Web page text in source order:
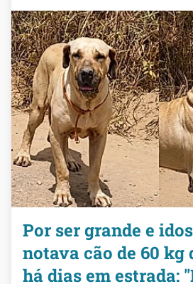
Por ser grande e
notava cão de 60 kg
há dias em estrada: